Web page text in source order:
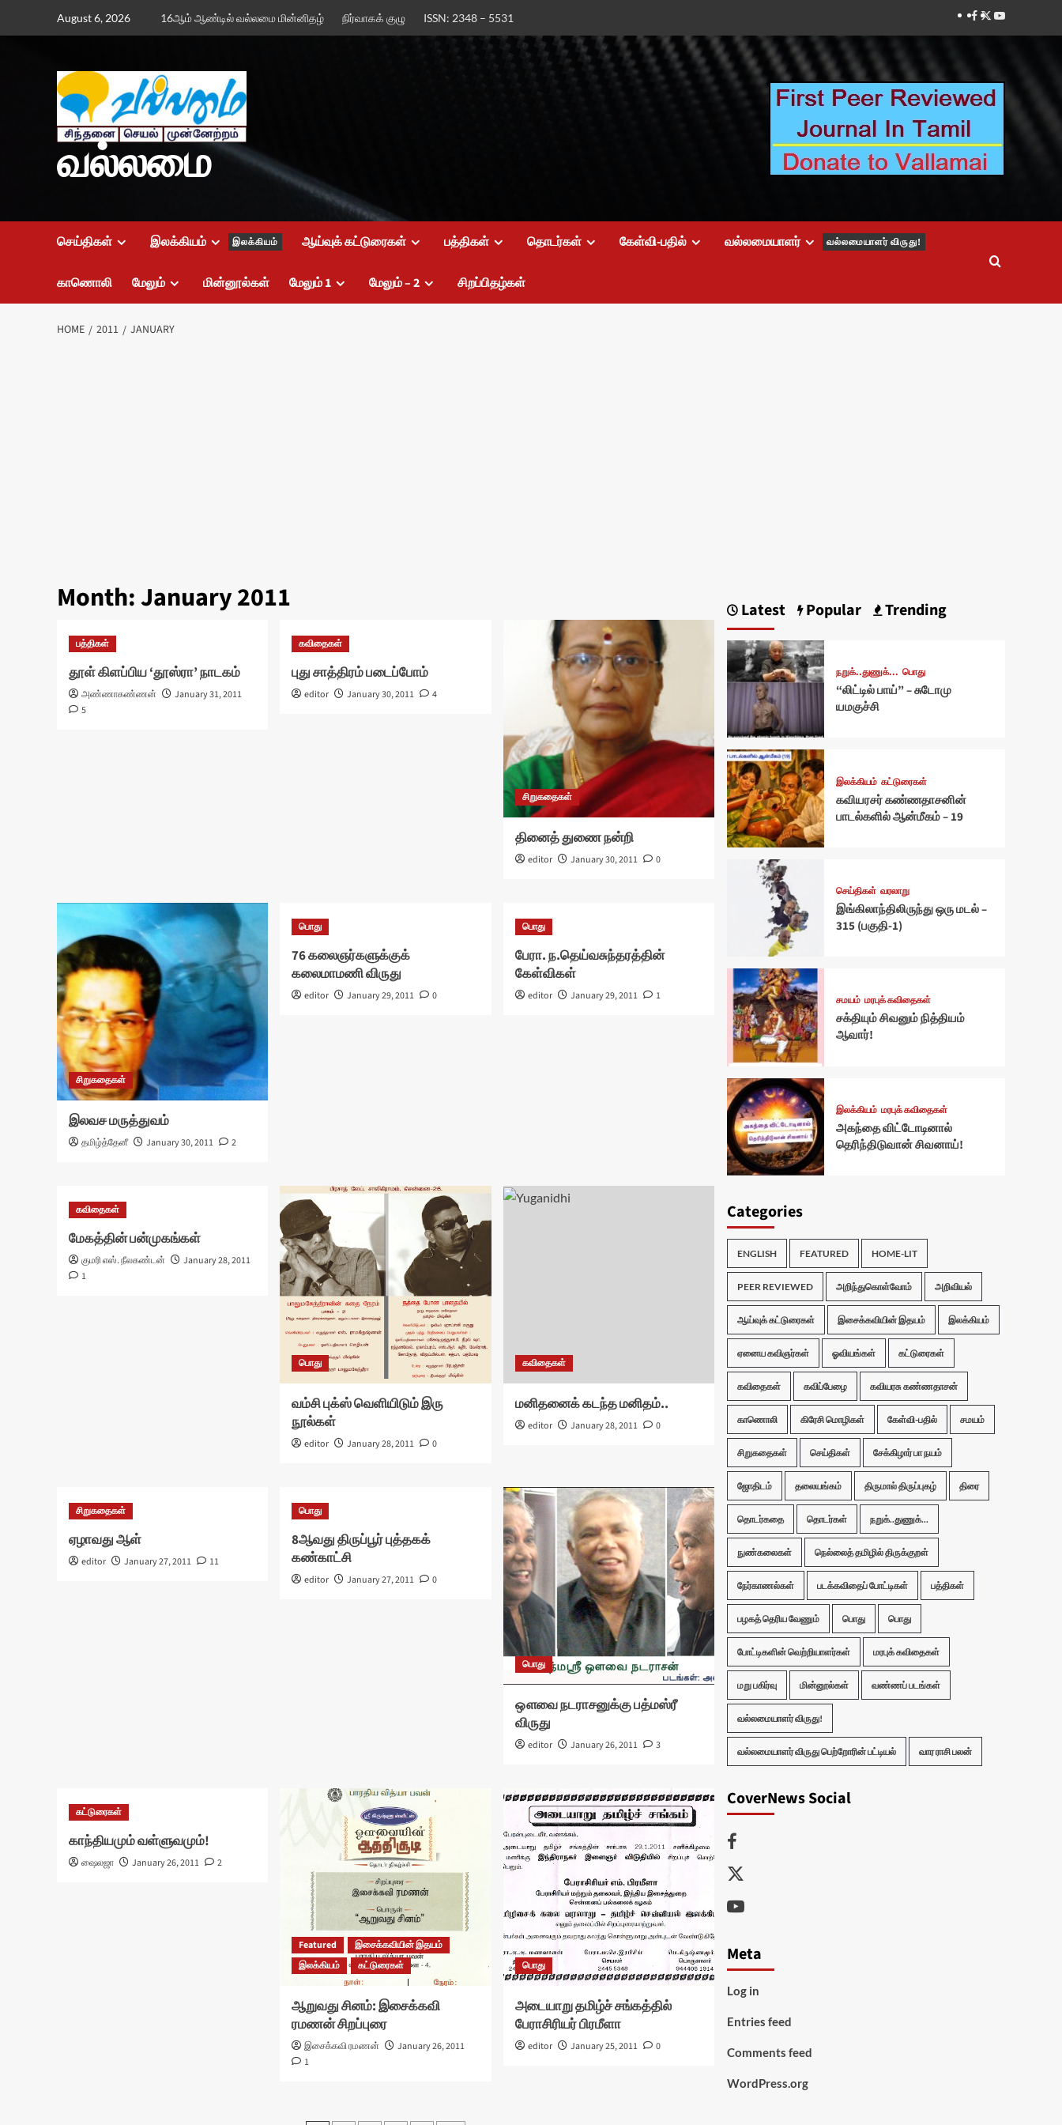
August 6, 2026 16ஆம் ஆண்டில் வல்லமை மின்னிதழ் நிர்வாகக் குழு ISSN: 2348 – 5531 Facebook
TwitterYoutube
வல்லமை
செய்திகள் இலக்கியம் இலக்கியம் ஆய்வுக் கட்டுரைகள் பத்திகள் தொடர்கள் கேள்வி-பதில் வல்லமையாளர் வல்லமையாளர் விருது!
காணொலி மேலும் மின்னூல்கள் மேலும் 1 மேலும் – 2 சிறப்பிதழ்கள்
HOME 2011 JANUARY
Month:January 2011
பத்திகள்
தூள் கிளப்பிய ‘தூஸ்ரா’ நாடகம்
அண்ணாகண்ணன்
January 31, 2011
5
கவிதைகள்
புது சாத்திரம் படைப்போம்
editor January 30, 2011 4
சிறுகதைகள்
தினைத் துணை நன்றி
editor January 30, 2011 0
சிறுகதைகள்
இலவச மருத்துவம்
தமிழ்த்தேனீ January 30, 2011 2
பொது
76 கலைஞர்களுக்குக்
கலைமாமணி விருது
editor January 29, 2011 0
பொது
பேரா. ந.தெய்வசுந்தரத்தின்
கேள்விகள்
editor January 29, 2011 1
கவிதைகள்
மேகத்தின் பன்முகங்கள்
குமரி எஸ். நீலகண்டன்
January 28, 2011
1
பொது
வம்சி புக்ஸ் வெளியிடும் இரு
நூல்கள்
editor January 28, 2011 0
கவிதைகள்
மனிதனைக் கடந்த மனிதம்..
editor January 28, 2011 0
சிறுகதைகள்
ஏழாவது ஆள்
editor January 27, 2011 11
பொது
8ஆவது திருப்பூர் புத்தகக்
கண்காட்சி
editor January 27, 2011 0
பொது
ஔவை நடராசனுக்கு பத்மஸ்ரீ
விருது
editor January 26, 2011 3
கட்டுரைகள்
காந்தியமும் வள்ளுவமும்!
ஷைலஜா January 26, 2011 2
Featured
இசைக்கவியின் இதயம்
இலக்கியம்
கட்டுரைகள்
ஆறுவது சினம்: இசைக்கவி
ரமணன் சிறப்புரை
இசைக்கவி ரமணன்
January 26, 2011
1
பொது
அடையாறு தமிழ்ச் சங்கத்தில்
பேராசிரியர் பிரமீளா
editor January 25, 2011 0
Latest Popular Trending
நறுக்..துணுக்... பொது
“லிட்டில் பாய்” – சுடோமு
யமகுச்சி
இலக்கியம் கட்டுரைகள்
கவியரசர் கண்ணதாசனின்
பாடல்களில் ஆன்மீகம் – 19
செய்திகள் வரலாறு
இங்கிலாந்திலிருந்து ஒரு மடல் –
315 (பகுதி-1)
சமயம் மரபுக் கவிதைகள்
சக்தியும் சிவனும் நித்தியம்
ஆவார்!
இலக்கியம் மரபுக் கவிதைகள்
அகந்தை விட்டோடினால்
தெரிந்திடுவான் சிவனாய்!
Categories
ENGLISH FEATURED HOME-LIT
PEER REVIEWED அறிந்துகொள்வோம் அறிவியல்
ஆய்வுக் கட்டுரைகள் இசைக்கவியின் இதயம் இலக்கியம்
ஏனைய கவிஞர்கள் ஓவியங்கள் கட்டுரைகள்
கவிதைகள் கவிப்பேழை கவியரசு கண்ணதாசன்
காணொலி கிரேசி மொழிகள் கேள்வி-பதில் சமயம்
சிறுகதைகள் செய்திகள் சேக்கிழார் பா நயம்
ஜோதிடம் தலையங்கம் திருமால் திருப்புகழ் திரை
தொடர்கதை தொடர்கள் நறுக்..துணுக்...
நுண்கலைகள் நெல்லைத் தமிழில் திருக்குறள்
நேர்காணல்கள் படக்கவிதைப் போட்டிகள் பத்திகள்
பழகத் தெரிய வேணும் பொது பொது
போட்டிகளின் வெற்றியாளர்கள் மரபுக் கவிதைகள்
மறு பகிர்வு மின்னூல்கள் வண்ணப் படங்கள்
வல்லமையாளர் விருது!
வல்லமையாளர் விருது பெற்றோரின் பட்டியல் வார ராசி பலன்
CoverNews Social
Facebook
Twitter
Youtube
Meta
Log in
Entries feed
Comments feed
WordPress.org